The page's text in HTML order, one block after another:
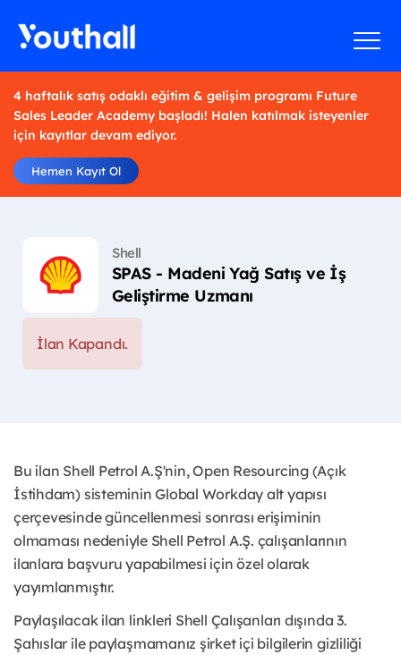
4 haftalık satış odaklı eğitim & gelişim programı Future
Sales Leader Academy başladı! Halen katılmak isteyenler
için kayıtlar devam ediyor.
Hemen Kayıt Ol
Shell
SPAS - Madeni Yağ Satış ve İş
Geliştirme Uzmanı
İlan Kapandı.
Bu ilan Shell Petrol A.Ş'nin, Open Resourcing (Açık
İstihdam) sisteminin Global Workday alt yapısı
çerçevesinde güncellenmesi sonrası erişiminin
olmaması nedeniyle Shell Petrol A.Ş. çalışanlarının
ilanlara başvuru yapabilmesi için özel olarak
yayımlanmıştır.
Paylaşılacak ilan linkleri Shell Çalışanları dışında 3.
Şahıslar ile paylaşmamanız şirket içi bilgilerin gizliliği